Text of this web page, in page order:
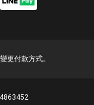
更付款方式。